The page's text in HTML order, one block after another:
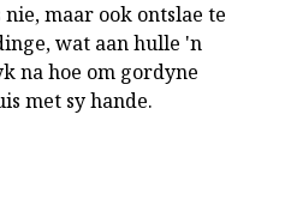
maar ook ontslae te
wat aan hulle 'n
na hoe om gordyne
met sy hande.